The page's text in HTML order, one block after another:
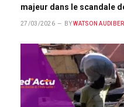
majeur dans le scandale
27/03/2026 BY WATSON